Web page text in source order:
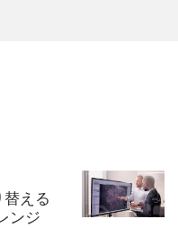
える
ンジ